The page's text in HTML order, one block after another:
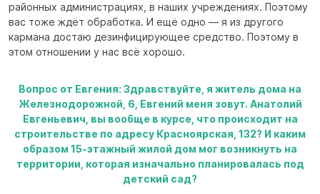
районных администрациях, в наших учреждениях. Поэтому
вас тоже ждёт обработка. И ещё одно — я из другого
кармана достаю дезинфицирующее средство. Поэтому в
этом отношении у нас всё хорошо.
Вопрос от Евгения: Здравствуйте, я житель дома на
Железнодорожной, 6, Евгений меня зовут. Анатолий
Евгеньевич, вы вообще в курсе, что происходит на
строительстве по адресу Красноярская, 132? И каким
образом 15-этажный жилой дом мог возникнуть на
территории, которая изначально планировалась под
детский сад?